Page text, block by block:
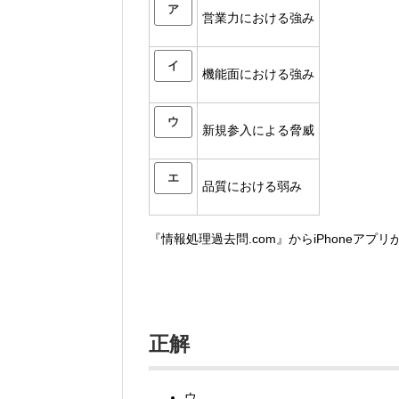
ア
営業力における強み
イ
機能面における強み
ウ
新規参入による脅威
エ
品質における弱み
『情報処理過去問.com』からiPhoneアプリ
正解